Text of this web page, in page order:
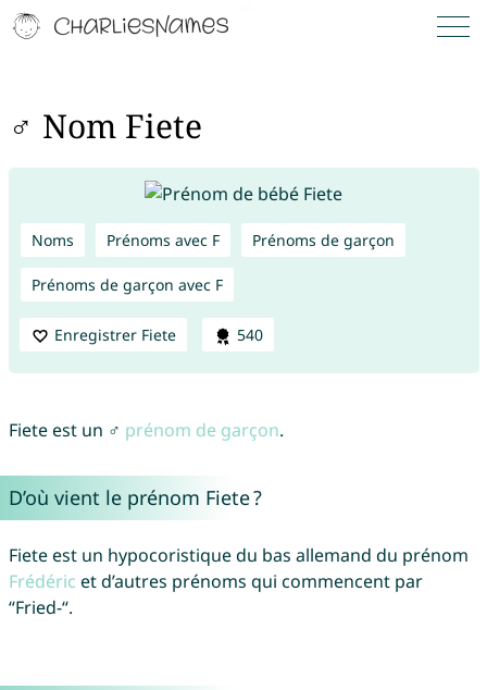
♂ Nom Fiete
Noms Prénoms avec F Prénoms de garçon
Prénoms de garçon avec F
Enregistrer Fiete 540
Fiete est un ♂ prénom de garçon.
D’où vient le prénom Fiete ?
Fiete est un hypocoristique du bas allemand du prénom
Frédéric et d’autres prénoms qui commencent par
“Fried-“.